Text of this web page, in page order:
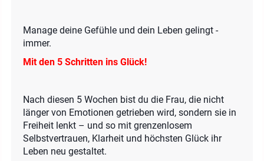
Manage deine Gefühle und dein Leben gelingt -
immer.
Mit den 5 Schritten ins Glück!
Nach diesen 5 Wochen bist du die Frau, die nicht
länger von Emotionen getrieben wird, sondern sie in
Freiheit lenkt – und so mit grenzenlosem
Selbstvertrauen, Klarheit und höchsten Glück ihr
Leben neu gestaltet.